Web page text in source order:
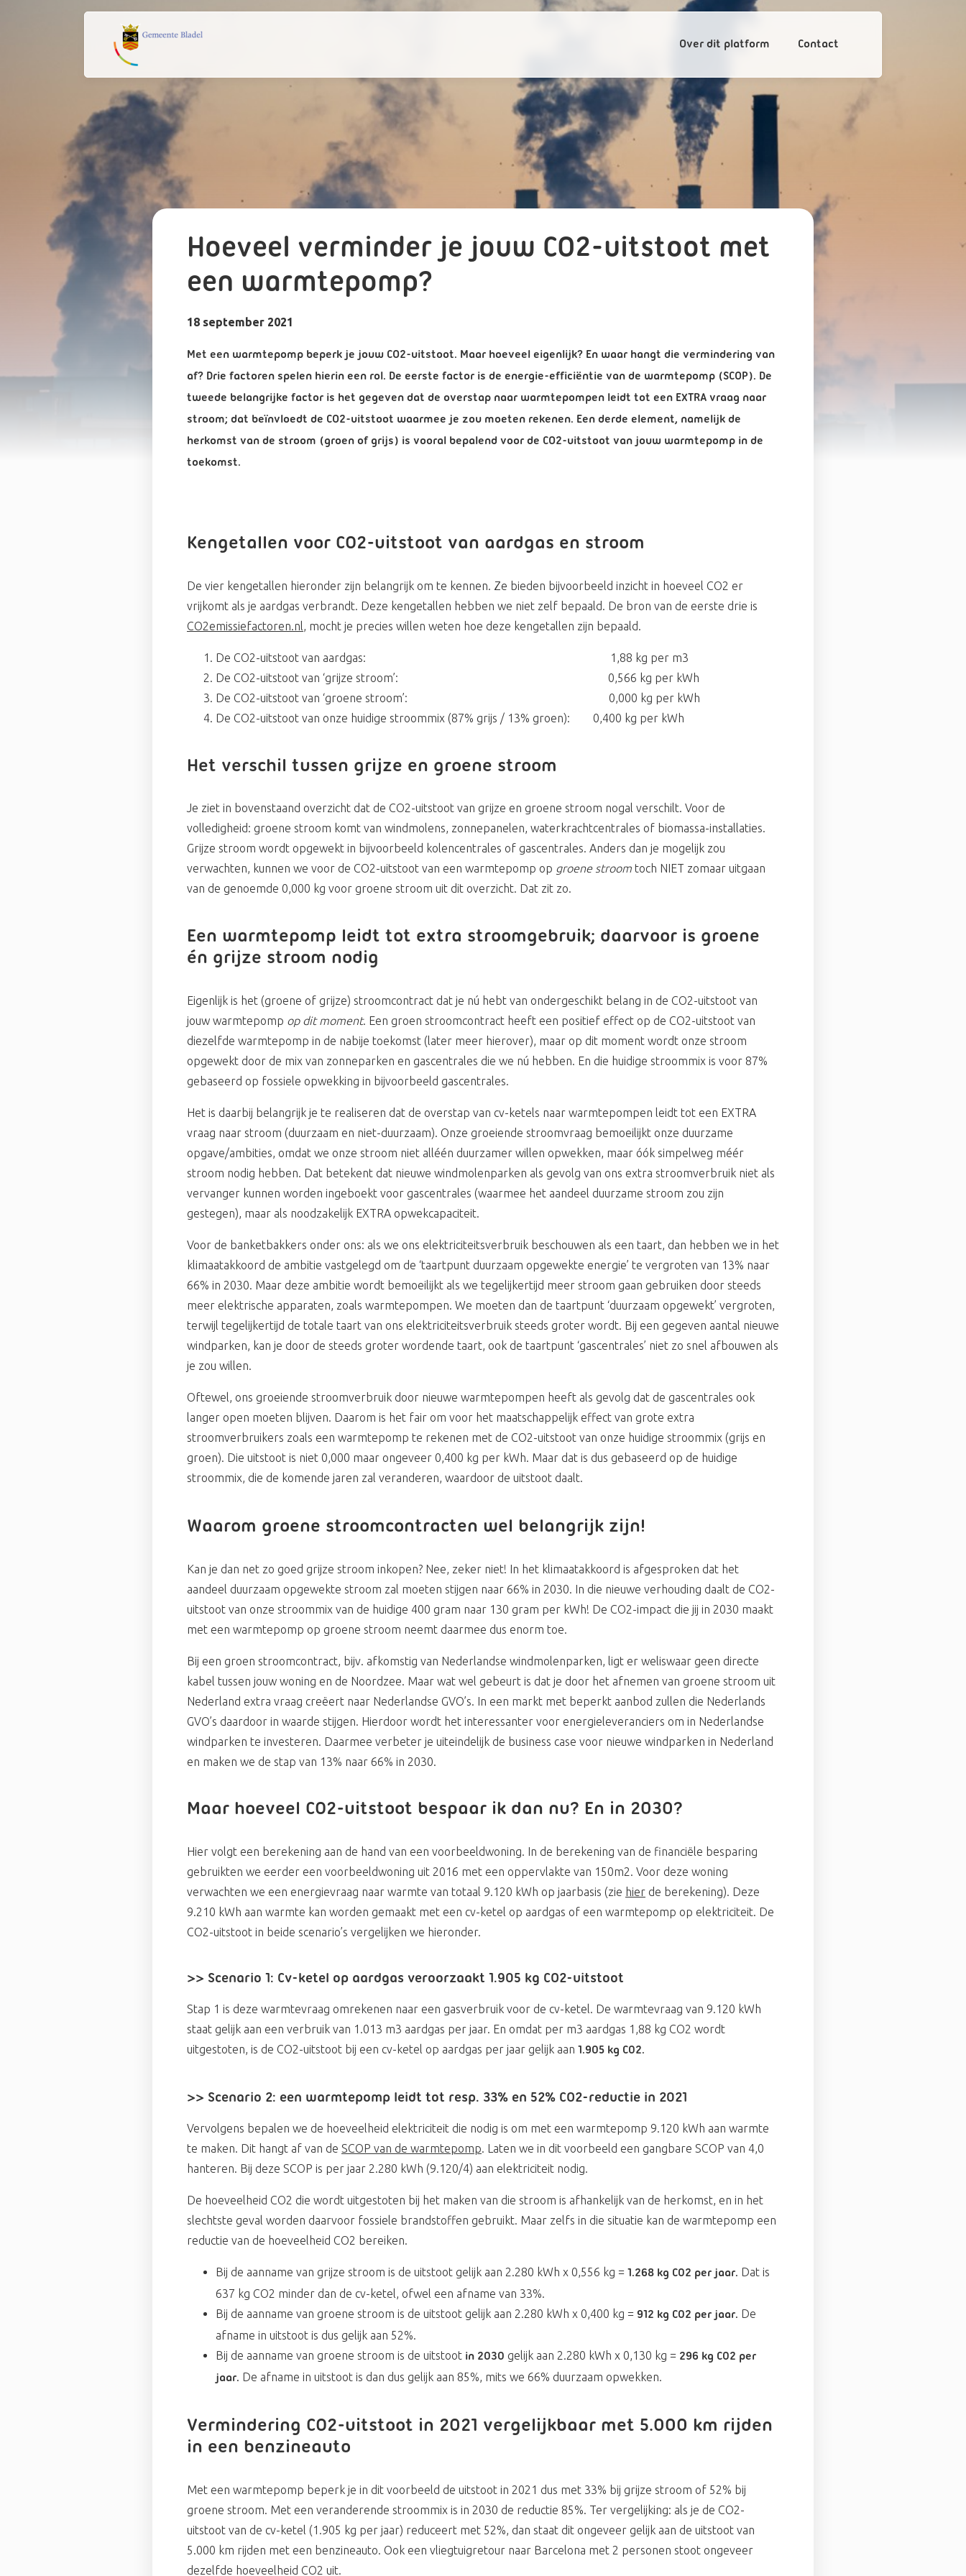
Over dit platform Contact
Hoeveel verminder je jouw CO2-uitstoot met
een warmtepomp?
18 september 2021
Met een warmtepomp beperk je jouw CO2-uitstoot. Maar hoeveel eigenlijk? En waar hangt die vermindering van
af? Drie factoren spelen hierin een rol. De eerste factor is de energie-efficiëntie van de warmtepomp (SCOP). De
tweede belangrijke factor is het gegeven dat de overstap naar warmtepompen leidt tot een EXTRA vraag naar
stroom; dat beïnvloedt de CO2-uitstoot waarmee je zou moeten rekenen. Een derde element, namelijk de
herkomst van de stroom (groen of grijs) is vooral bepalend voor de CO2-uitstoot van jouw warmtepomp in de
toekomst.
Kengetallen voor CO2-uitstoot van aardgas en stroom
De vier kengetallen hieronder zijn belangrijk om te kennen. Ze bieden bijvoorbeeld inzicht in hoeveel CO2 er
vrijkomt als je aardgas verbrandt. Deze kengetallen hebben we niet zelf bepaald. De bron van de eerste drie is
CO2emissiefactoren.nl, mocht je precies willen weten hoe deze kengetallen zijn bepaald.
De CO2-uitstoot van aardgas: 1,88 kg per m3
De CO2-uitstoot van ‘grijze stroom’: 0,566 kg per kWh
De CO2-uitstoot van ‘groene stroom’: 0,000 kg per kWh
De CO2-uitstoot van onze huidige stroommix (87% grijs / 13% groen): 0,400 kg per kWh
Het verschil tussen grijze en groene stroom
Je ziet in bovenstaand overzicht dat de CO2-uitstoot van grijze en groene stroom nogal verschilt. Voor de
volledigheid: groene stroom komt van windmolens, zonnepanelen, waterkrachtcentrales of biomassa-installaties.
Grijze stroom wordt opgewekt in bijvoorbeeld kolencentrales of gascentrales. Anders dan je mogelijk zou
verwachten, kunnen we voor de CO2-uitstoot van een warmtepomp op groene stroom toch NIET zomaar uitgaan
van de genoemde 0,000 kg voor groene stroom uit dit overzicht. Dat zit zo.
Een warmtepomp leidt tot extra stroomgebruik; daarvoor is groene
én grijze stroom nodig
Eigenlijk is het (groene of grijze) stroomcontract dat je nú hebt van ondergeschikt belang in de CO2-uitstoot van
jouw warmtepomp op dit moment. Een groen stroomcontract heeft een positief effect op de CO2-uitstoot van
diezelfde warmtepomp in de nabije toekomst (later meer hierover), maar op dit moment wordt onze stroom
opgewekt door de mix van zonneparken en gascentrales die we nú hebben. En die huidige stroommix is voor 87%
gebaseerd op fossiele opwekking in bijvoorbeeld gascentrales.
Het is daarbij belangrijk je te realiseren dat de overstap van cv-ketels naar warmtepompen leidt tot een EXTRA
vraag naar stroom (duurzaam en niet-duurzaam). Onze groeiende stroomvraag bemoeilijkt onze duurzame
opgave/ambities, omdat we onze stroom niet alléén duurzamer willen opwekken, maar óók simpelweg méér
stroom nodig hebben. Dat betekent dat nieuwe windmolenparken als gevolg van ons extra stroomverbruik niet als
vervanger kunnen worden ingeboekt voor gascentrales (waarmee het aandeel duurzame stroom zou zijn
gestegen), maar als noodzakelijk EXTRA opwekcapaciteit.
Voor de banketbakkers onder ons: als we ons elektriciteitsverbruik beschouwen als een taart, dan hebben we in het
klimaatakkoord de ambitie vastgelegd om de ‘taartpunt duurzaam opgewekte energie’ te vergroten van 13% naar
66% in 2030. Maar deze ambitie wordt bemoeilijkt als we tegelijkertijd meer stroom gaan gebruiken door steeds
meer elektrische apparaten, zoals warmtepompen. We moeten dan de taartpunt ‘duurzaam opgewekt’ vergroten,
terwijl tegelijkertijd de totale taart van ons elektriciteitsverbruik steeds groter wordt. Bij een gegeven aantal nieuwe
windparken, kan je door de steeds groter wordende taart, ook de taartpunt ‘gascentrales’ niet zo snel afbouwen als
je zou willen.
Oftewel, ons groeiende stroomverbruik door nieuwe warmtepompen heeft als gevolg dat de gascentrales ook
langer open moeten blijven. Daarom is het fair om voor het maatschappelijk effect van grote extra
stroomverbruikers zoals een warmtepomp te rekenen met de CO2-uitstoot van onze huidige stroommix (grijs en
groen). Die uitstoot is niet 0,000 maar ongeveer 0,400 kg per kWh. Maar dat is dus gebaseerd op de huidige
stroommix, die de komende jaren zal veranderen, waardoor de uitstoot daalt.
Waarom groene stroomcontracten wel belangrijk zijn!
Kan je dan net zo goed grijze stroom inkopen? Nee, zeker niet! In het klimaatakkoord is afgesproken dat het
aandeel duurzaam opgewekte stroom zal moeten stijgen naar 66% in 2030. In die nieuwe verhouding daalt de CO2-
uitstoot van onze stroommix van de huidige 400 gram naar 130 gram per kWh! De CO2-impact die jij in 2030 maakt
met een warmtepomp op groene stroom neemt daarmee dus enorm toe.
Bij een groen stroomcontract, bijv. afkomstig van Nederlandse windmolenparken, ligt er weliswaar geen directe
kabel tussen jouw woning en de Noordzee. Maar wat wel gebeurt is dat je door het afnemen van groene stroom uit
Nederland extra vraag creëert naar Nederlandse GVO’s. In een markt met beperkt aanbod zullen die Nederlands
GVO’s daardoor in waarde stijgen. Hierdoor wordt het interessanter voor energieleveranciers om in Nederlandse
windparken te investeren. Daarmee verbeter je uiteindelijk de business case voor nieuwe windparken in Nederland
en maken we de stap van 13% naar 66% in 2030.
Maar hoeveel CO2-uitstoot bespaar ik dan nu? En in 2030?
Hier volgt een berekening aan de hand van een voorbeeldwoning. In de berekening van de financiële besparing
gebruikten we eerder een voorbeeldwoning uit 2016 met een oppervlakte van 150m2. Voor deze woning
verwachten we een energievraag naar warmte van totaal 9.120 kWh op jaarbasis (zie hier de berekening). Deze
9.210 kWh aan warmte kan worden gemaakt met een cv-ketel op aardgas of een warmtepomp op elektriciteit. De
CO2-uitstoot in beide scenario’s vergelijken we hieronder.
>> Scenario 1: Cv-ketel op aardgas veroorzaakt 1.905 kg CO2-uitstoot
Stap 1 is deze warmtevraag omrekenen naar een gasverbruik voor de cv-ketel. De warmtevraag van 9.120 kWh
staat gelijk aan een verbruik van 1.013 m3 aardgas per jaar. En omdat per m3 aardgas 1,88 kg CO2 wordt
uitgestoten, is de CO2-uitstoot bij een cv-ketel op aardgas per jaar gelijk aan 1.905 kg C02.
>> Scenario 2: een warmtepomp leidt tot resp. 33% en 52% CO2-reductie in 2021
Vervolgens bepalen we de hoeveelheid elektriciteit die nodig is om met een warmtepomp 9.120 kWh aan warmte
te maken. Dit hangt af van de SCOP van de warmtepomp. Laten we in dit voorbeeld een gangbare SCOP van 4,0
hanteren. Bij deze SCOP is per jaar 2.280 kWh (9.120/4) aan elektriciteit nodig.
De hoeveelheid CO2 die wordt uitgestoten bij het maken van die stroom is afhankelijk van de herkomst, en in het
slechtste geval worden daarvoor fossiele brandstoffen gebruikt. Maar zelfs in die situatie kan de warmtepomp een
reductie van de hoeveelheid CO2 bereiken.
Bij de aanname van grijze stroom is de uitstoot gelijk aan 2.280 kWh x 0,556 kg = 1.268 kg C02 per jaar. Dat is
637 kg CO2 minder dan de cv-ketel, ofwel een afname van 33%.
Bij de aanname van groene stroom is de uitstoot gelijk aan 2.280 kWh x 0,400 kg = 912 kg C02 per jaar. De
afname in uitstoot is dus gelijk aan 52%.
Bij de aanname van groene stroom is de uitstoot in 2030 gelijk aan 2.280 kWh x 0,130 kg = 296 kg C02 per
jaar. De afname in uitstoot is dan dus gelijk aan 85%, mits we 66% duurzaam opwekken.
Vermindering CO2-uitstoot in 2021 vergelijkbaar met 5.000 km rijden
in een benzineauto
Met een warmtepomp beperk je in dit voorbeeld de uitstoot in 2021 dus met 33% bij grijze stroom of 52% bij
groene stroom. Met een veranderende stroommix is in 2030 de reductie 85%. Ter vergelijking: als je de CO2-
uitstoot van de cv-ketel (1.905 kg per jaar) reduceert met 52%, dan staat dit ongeveer gelijk aan de uitstoot van
5.000 km rijden met een benzineauto. Ook een vliegtuigretour naar Barcelona met 2 personen stoot ongeveer
dezelfde hoeveelheid CO2 uit.